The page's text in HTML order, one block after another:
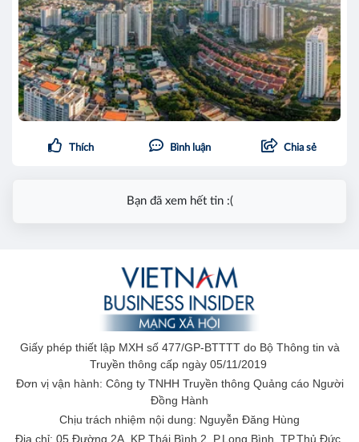
Thích Bình luận Chia sẻ
Bạn đã xem hết tin :(
Giấy phép thiết lập MXH số 477/GP-BTTTT do Bộ Thông tin và
Truyền thông cấp ngày 05/11/2019
Đơn vị vận hành: Công ty TNHH Truyền thông Quảng cáo Người
Đồng Hành
Chịu trách nhiệm nội dung: Nguyễn Đăng Hùng
Địa chỉ: 05 Đường 2A, KP Thái Bình 2, P.Long Bình, TP.Thủ Đức,